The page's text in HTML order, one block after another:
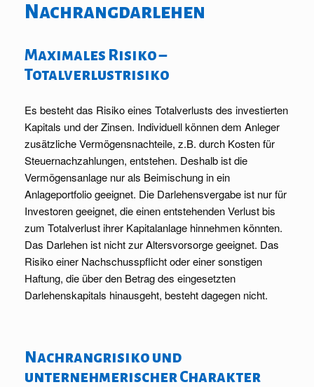
Nachrangdarlehen
Maximales Risiko –
Totalverlustrisiko
Es besteht das Risiko eines Totalverlusts des investierten
Kapitals und der Zinsen. Individuell können dem Anleger
zusätzliche Vermögensnachteile, z.B. durch Kosten für
Steuernachzahlungen, entstehen. Deshalb ist die
Vermögensanlage nur als Beimischung in ein
Anlageportfolio geeignet. Die Darlehensvergabe ist nur für
Investoren geeignet, die einen entstehenden Verlust bis
zum Totalverlust ihrer Kapitalanlage hinnehmen könnten.
Das Darlehen ist nicht zur Altersvorsorge geeignet. Das
Risiko einer Nachschusspflicht oder einer sonstigen
Haftung, die über den Betrag des eingesetzten
Darlehenskapitals hinausgeht, besteht dagegen nicht.
Nachrangrisiko und
unternehmerischer Charakter